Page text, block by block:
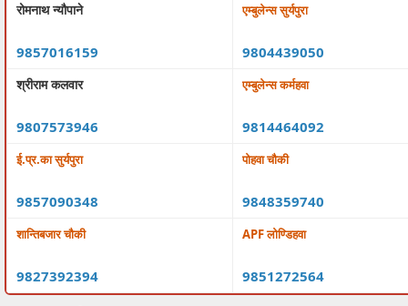
रोमनाथ न्यौपाने
9857016159
एम्बुलेन्स सुर्यपुरा
9804439050
श्रीराम कलवार
9807573946
एम्बुलेन्स कर्महवा
9814464092
ई.प्र.का सुर्यपुरा
9857090348
पोहवा चौकी
9848359740
शान्तिबजार चौकी
9827392394
APF लोण्डिहवा
9851272564